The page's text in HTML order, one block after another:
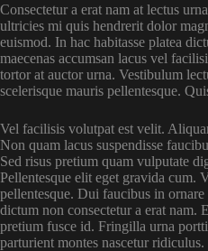
Consectetur a erat nam at lectus
ultricies mi quis hendrerit dolor
euismod. In hac habitasse platea
maecenas accumsan lacus vel
tortor at auctor urna. Vestibulum
scelerisque mauris pellentesque.
Vel facilisis volutpat est velit.
Non quam lacus suspendisse
Sed risus pretium quam vulputate
Pellentesque elit eget gravida cum.
pellentesque. Dui faucibus in
dictum non consectetur a erat nam.
pretium fusce id. Fringilla urna
parturient montes nascetur ridiculus.